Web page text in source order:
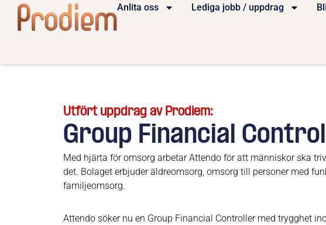
Anlita oss Lediga jobb / uppdrag
Utfört uppdrag av Prodiem:
Group Financial
Med hjärta för omsorg arbetar Attendo för att människor ska
det. Bolaget erbjuder äldreomsorg, omsorg till personer med
familjeomsorg.
Attendo söker nu en Group Financial Controller med trygghet